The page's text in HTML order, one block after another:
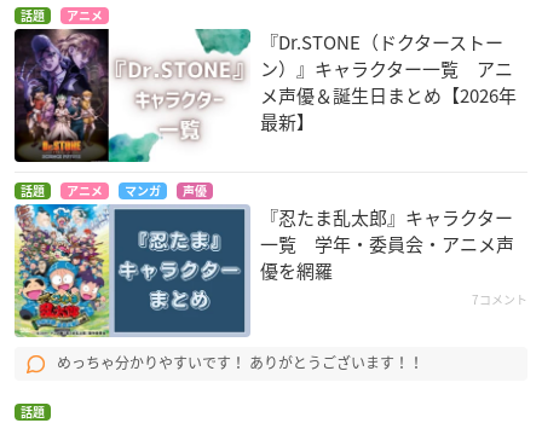
話題 アニメ
『Dr.STONE（ドクターストー
ン）』キャラクター一覧 アニ
メ声優＆誕生日まとめ【2026年
最新】
話題 アニメ マンガ 声優
『忍たま乱太郎』キャラクター
一覧 学年・委員会・アニメ声
優を網羅
7コメント
めっちゃ分かりやすいです！ ありがとうございます！！
話題